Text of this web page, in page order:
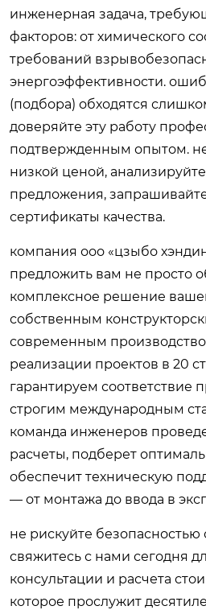
инженерная задача,
факторов: от химического
требований
энергоэффективности.
(подбора) обходятся
доверяйте эту работу
подтвержденным опытом.
низкой ценой,
предложения,
сертификаты качества.
компания ооо «цзыбо
предложить вам не просто
комплексное решение
собственным
современным
реализации проектов в 20
гарантируем соответствие
строгим международным
команда инженеров
расчеты, подберет
обеспечит техническую
— от монтажа до ввода в
не рискуйте безопасностью
свяжитесь с нами сегодня
консультации и расчета
которое прослужит